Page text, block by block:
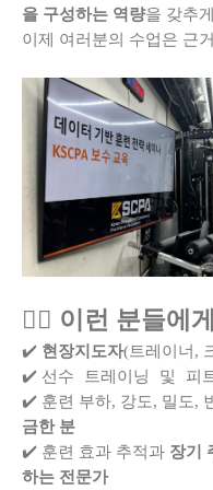
을 구성하는 역량을 갖추
이제 여러분의 수업은 근
👉🏻 이런 분들에
✔️ 현장지도자(트레이너,
✔️ 선수 트레이닝 및 피
✔️ 훈련 부하, 강도, 밀도,
금한 분
✔️ 훈련 효과 추적과 장기
하는 전문가